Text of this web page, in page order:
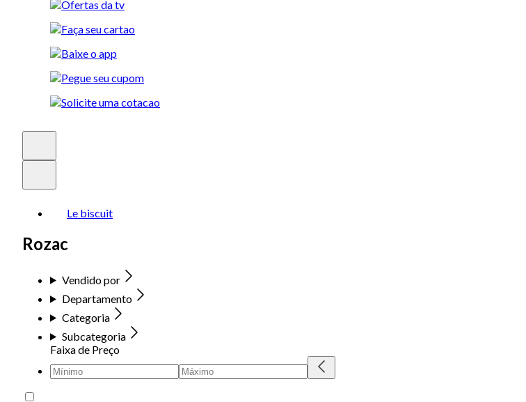
Le biscuit
Rozac
Vendido por
Departamento
Categoria
Subcategoria
Faixa de Preço